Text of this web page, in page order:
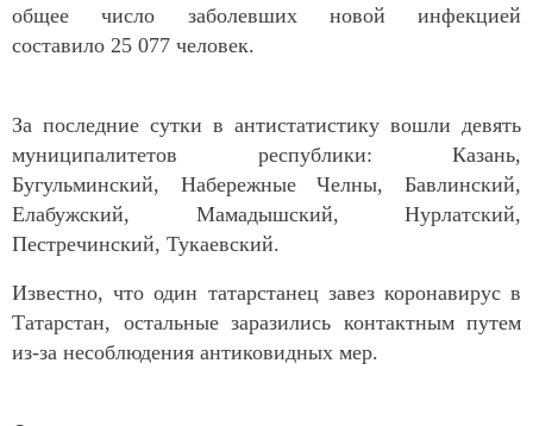
общее число заболевших новой инфекцией
составило 25 077 человек.
За последние сутки в антистатистику вошли девять
муниципалитетов республики: Казань,
Бугульминский, Набережные Челны, Бавлинский,
Елабужский, Мамадышский, Нурлатский,
Пестречинский, Тукаевский.
Известно, что один татарстанец завез коронавирус в
Татарстан, остальные заразились контактным путем
из-за несоблюдения антиковидных мер.